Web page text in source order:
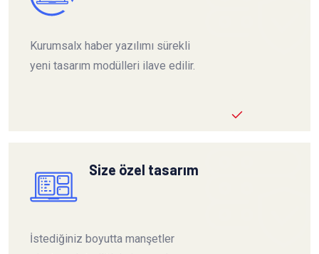
Kurumsalx haber yazılımı sürekli
yeni tasarım modülleri ilave edilir.
Size özel tasarım
İstediğiniz boyutta manşetler